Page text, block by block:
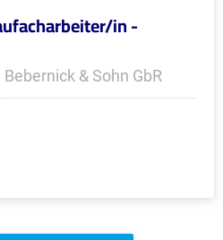
in -
& Sohn GbR